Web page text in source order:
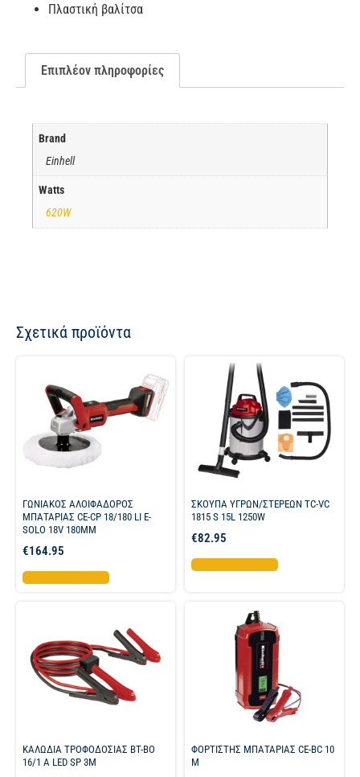
Πλαστική βαλίτσα
Επιπλέον πληροφορίες
Brand
Einhell
Watts
620W
Σχετικά προϊόντα
ΓΩΝΙΑΚΟΣ ΑΛΟΙΦΑΔΟΡΟΣ
ΜΠΑΤΑΡΙΑΣ CE-CP 18/180 LI E-
SOLO 18V 180MM
€164.95
Προσθήκη στο καλάθι
ΣΚΟΥΠΑ ΥΓΡΩΝ/ΣΤΕΡΕΩΝ TC-VC
1815 S 15L 1250W
€82.95
Προσθήκη στο καλάθι
ΚΑΛΩΔΙΑ ΤΡΟΦΟΔΟΣΙΑΣ BT-BO
16/1 A LED SP 3M
ΦΟΡΤΙΣΤΗΣ ΜΠΑΤΑΡΙΑΣ CE-BC 10
M